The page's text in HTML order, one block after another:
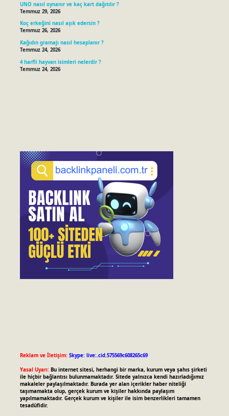
UNO nasıl oynanır ve kaç kart dağıtılır ?
Temmuz 29, 2026
Koç erkeğini nasıl aşık edersin ?
Temmuz 26, 2026
Kağıdın gramajı nasıl hesaplanır ?
Temmuz 24, 2026
4 harfli hayvan isimleri nelerdir ?
Temmuz 24, 2026
Reklam ve İletişim: Skype: live:.cid.575569c608265c69
Yasal Uyarı: Bu internet sitesi, herhangi bir marka, kurum veya şahıs şirketi
ile hiçbir bağlantısı bulunmamaktadır. Sitede yalnızca kendi hazırladığımız
makaleler paylaşılmaktadır. Burada yer alan içerikler haber niteliği
taşımamakta olup, gerçek kurum ve kişiler hakkında paylaşım
yapılmamaktadır. Gerçek kurum ve kişiler ile isim benzerlikleri tamamen
tesadüfidir.